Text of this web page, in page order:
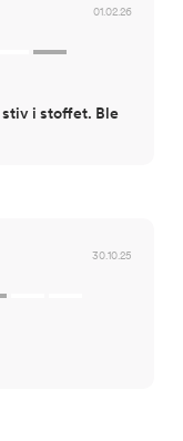
01.02.26
stiv i stoffet. Ble
30.10.25